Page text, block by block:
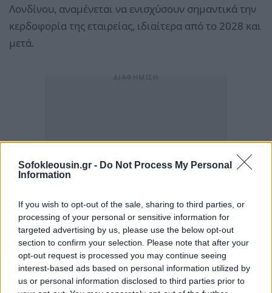
Sofokleousin.gr - Do Not Process My Personal
Information
If you wish to opt-out of the sale, sharing to third parties, or
processing of your personal or sensitive information for
targeted advertising by us, please use the below opt-out
section to confirm your selection. Please note that after your
opt-out request is processed you may continue seeing
interest-based ads based on personal information utilized by
us or personal information disclosed to third parties prior to
Λονδίνου, αναμένεται να ενισχύσουν σημαντικά την
κερδοφορία της εταιρείας, ιδιαίτερα από το 2028 και
μετά.